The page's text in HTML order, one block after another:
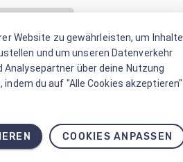
Website zu gewährleisten, um Inhalte
und um unseren Datenverkehr
Analysepartner über deine Nutzung
du auf "Alle Cookies akzeptieren"
COOKIES ANPASSEN